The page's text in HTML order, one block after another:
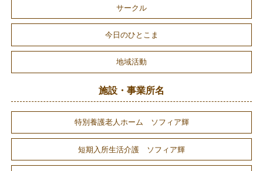
サークル
今日のひとこま
地域活動
施設・事業所名
特別養護老人ホーム ソフィア輝
短期入所生活介護 ソフィア輝